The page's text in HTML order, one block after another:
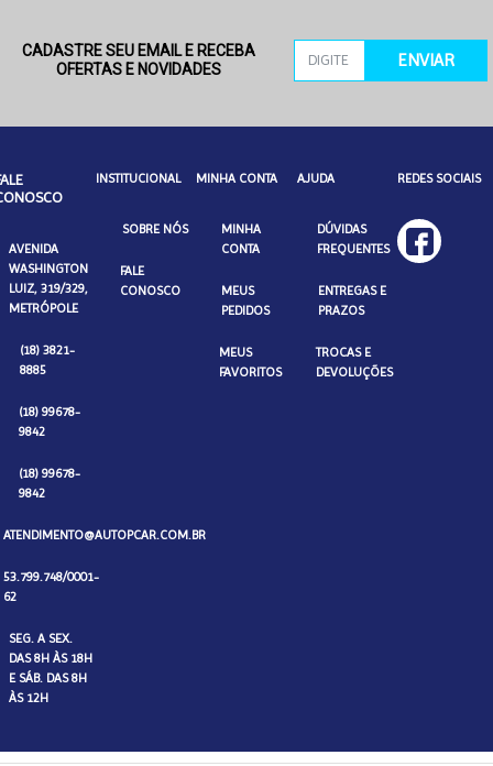
CADASTRE SEU EMAIL E RECEBA
OFERTAS E NOVIDADES
ENVIAR
AVENIDA
WASHINGTON
LUIZ, 319/329,
METRÓPOLE
(18) 3821-
8885
(18) 99678-
9842
(18) 99678-
9842
ATENDIMENTO@AUTOPCAR.COM.BR
53.799.748/0001-
62
SEG. A SEX.
DAS 8H ÀS 18H
E SÁB. DAS 8H
ÀS 12H
INSTITUCIONAL
SOBRE NÓS
FALE
CONOSCO
MINHA CONTA
MINHA
CONTA
MEUS
PEDIDOS
MEUS
FAVORITOS
AJUDA
DÚVIDAS
FREQUENTES
ENTREGAS E
PRAZOS
TROCAS E
DEVOLUÇÕES
REDES SOCIAIS